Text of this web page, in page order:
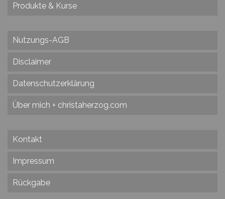
Produkte & Kurse
Nutzungs-AGB
Disclaimer
Datenschutzerklärung
Über mich + christaherzog.com
Kontakt
Impressum
Rückgabe